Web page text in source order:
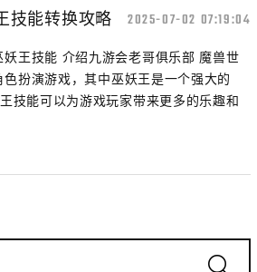
技能转换攻略 2025-07-02 07:19:04
王技能 介绍九游会老哥俱乐部 魔兽世
扮演游戏，其中巫妖王是一个强大的
技能可以为游戏玩家带来更多的乐趣和